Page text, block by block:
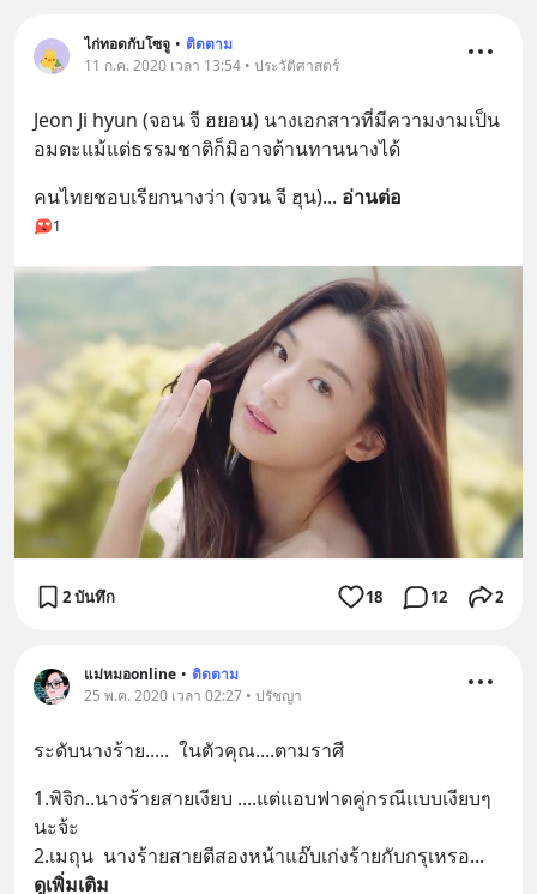
ไก่ทอดกับโซจู • ติดตาม
11 ก.ค. 2020 เวลา 13:54 • ประวัติศาสตร์
Jeon Ji hyun (จอน จี ฮยอน) นางเอกสาวที่มีความงามเป็น
อมตะแม้แต่ธรรมชาติก็มิอาจต้านทานนางได้
คนไทยชอบเรียกนางว่า (จวน จี ฮุน)... อ่านต่อ
1
2 บันทึก 18 12 2
แม่หมอonline • ติดตาม
25 พ.ค. 2020 เวลา 02:27 • ปรัชญา
ระดับนางร้าย.....  ในตัวคุณ....ตามราศี
1.พิจิก..นางร้ายสายเงียบ ....แต่แอบฟาดคู่กรณีแบบเงียบๆ
นะจ้ะ
2.เมถุน  นางร้ายสายตีสองหน้าแอ๊บเก่งร้ายกับกรุเหรอ...
ดูเพิ่มเติม